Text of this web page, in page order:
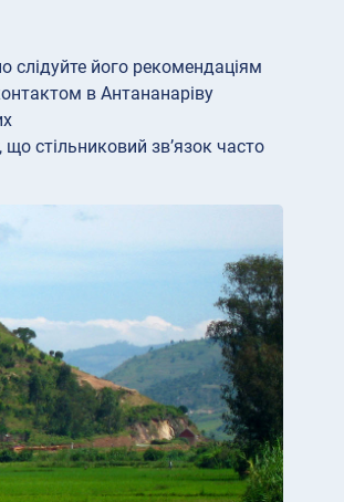
слідуйте його рекомендаціям
в Антананаріву
стільниковий зв’язок часто